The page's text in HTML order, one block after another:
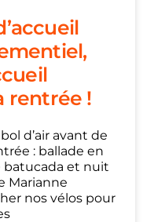
rentrée !
d’air avant de
: ballade en
batucada et nuit
Marianne
nos vélos pour